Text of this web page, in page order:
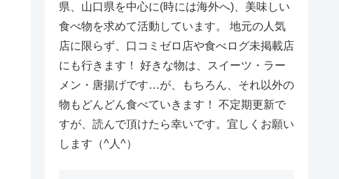
県、山口県を中心に(時には海外へ)、美味しい
食べ物を求めて活動しています。 地元の人気
店に限らず、口コミゼロ店や食べログ未掲載店
にも行きます！ 好きな物は、スイーツ・ラー
メン・唐揚げです…が、もちろん、それ以外の
物もどんどん食べていきます！ 不定期更新で
すが、読んで頂けたら幸いです。宜しくお願い
します（^人^）